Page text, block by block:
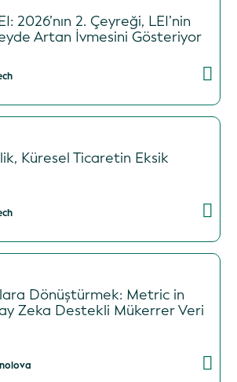
2026’nın 2. Çeyreği, LEI’nin
Artan İvmesini Gösteriyor
Küresel Ticaretin Eksik
Dönüştürmek: Metric in
Zeka Destekli Mükerrer Veri